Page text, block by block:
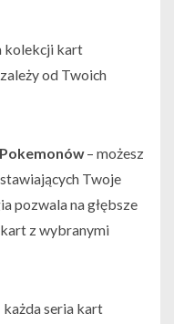
kolekcji kart
od Twoich
– możesz
Twoje
pozwala na głębsze
z wybranymi
każda seria kart